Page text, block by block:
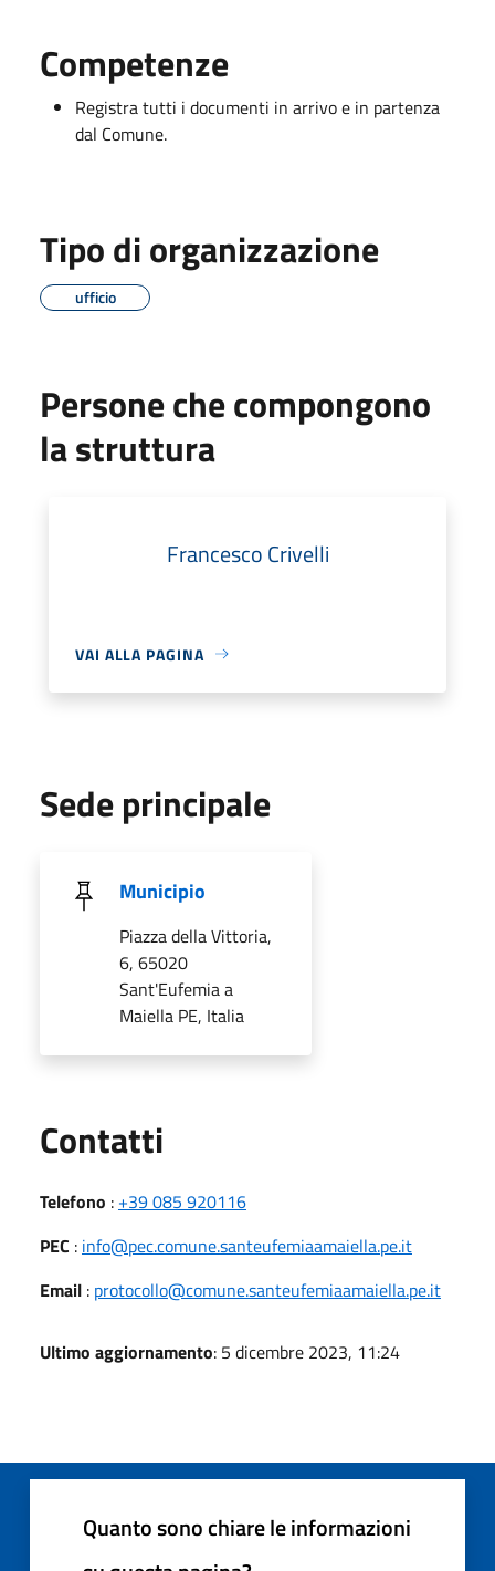
Competenze
Registra tutti i documenti in arrivo e in partenza
dal Comune.
Tipo di organizzazione
ufficio
Persone che compongono
la struttura
Francesco Crivelli
VAI ALLA PAGINA
Sede principale
Municipio
Piazza della Vittoria,
6, 65020
Sant'Eufemia a
Maiella PE, Italia
Contatti
Telefono : +39 085 920116
PEC : info@pec.comune.santeufemiaamaiella.pe.it
Email : protocollo@comune.santeufemiaamaiella.pe.it
Ultimo aggiornamento: 5 dicembre 2023, 11:24
Quanto sono chiare le informazioni